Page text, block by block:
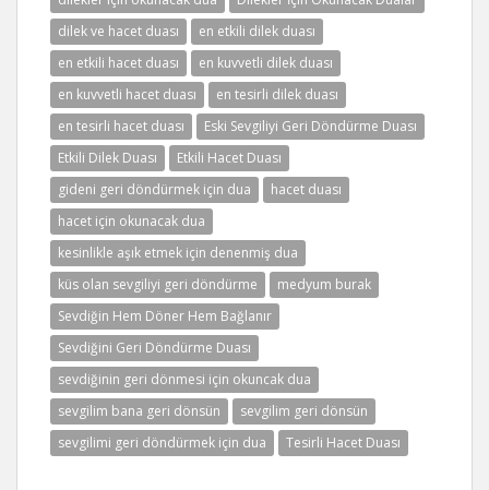
dilek ve hacet duası
en etkili dilek duası
en etkili hacet duası
en kuvvetli dilek duası
en kuvvetli hacet duası
en tesirli dilek duası
en tesirli hacet duası
Eski Sevgiliyi Geri Döndürme Duası
Etkili Dilek Duası
Etkili Hacet Duası
gideni geri döndürmek için dua
hacet duası
hacet için okunacak dua
kesinlikle aşık etmek için denenmiş dua
küs olan sevgiliyi geri döndürme
medyum burak
Sevdiğin Hem Döner Hem Bağlanır
Sevdiğini Geri Döndürme Duası
sevdiğinin geri dönmesi için okuncak dua
sevgilim bana geri dönsün
sevgilim geri dönsün
sevgilimi geri döndürmek için dua
Tesirli Hacet Duası